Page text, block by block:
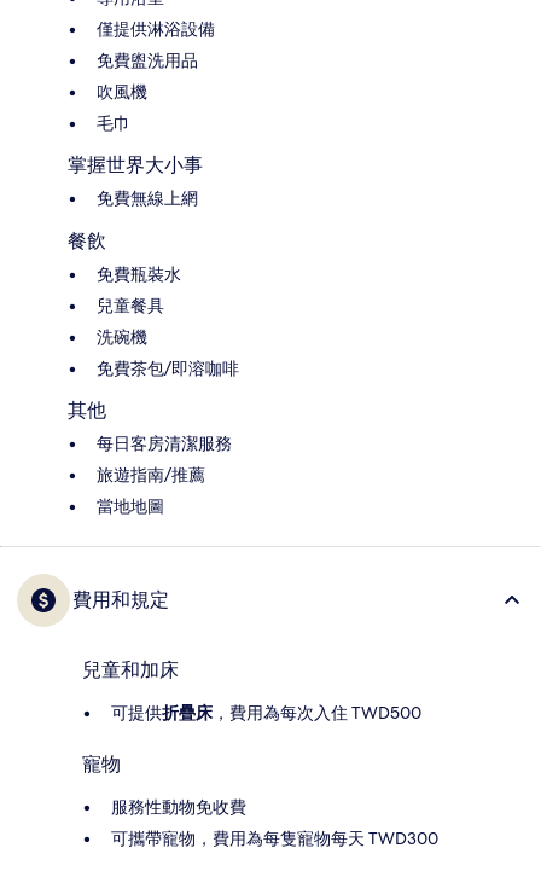
僅提供淋浴設備
免費盥洗用品
吹風機
毛巾
掌握世界大小事
免費無線上網
餐飲
免費瓶裝水
兒童餐具
洗碗機
免費茶包/即溶咖啡
其他
每日客房清潔服務
旅遊指南/推薦
當地地圖
費用和規定
兒童和加床
可提供折疊床 ，費用為每次入住 TWD500
寵物
服務性動物免收費
可攜帶寵物，費用為每隻寵物每天 TWD300